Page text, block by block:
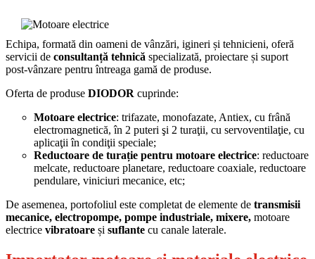
Echipa, formată din oameni de vânzări, igineri și tehnicieni, oferă
servicii de consultanță tehnică specializată, proiectare și suport
post-vânzare pentru întreaga gamă de produse.
Oferta de produse DIODOR cuprinde:
Motoare electrice: trifazate, monofazate, Antiex, cu frână
electromagnetică, în 2 puteri şi 2 turaţii, cu servoventilaţie, cu
aplicaţii în condiţii speciale;
Reductoare de turație pentru motoare electrice: reductoare
melcate, reductoare planetare, reductoare coaxiale, reductoare
pendulare, viniciuri mecanice, etc;
De asemenea, portofoliul este completat de elemente de transmisii
mecanice, electropompe, pompe industriale, mixere, motoare
electrice vibratoare și suflante cu canale laterale.